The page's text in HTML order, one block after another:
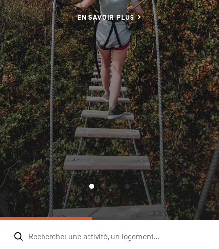
NL DE EN
Navigation
secondaire
EN SAVOIR PLUS
Rechercher